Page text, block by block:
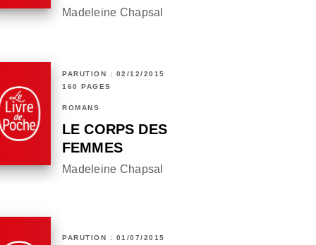
Madeleine Chapsal
PARUTION : 02/12/2015
160 PAGES
ROMANS
LE CORPS DES
FEMMES
Madeleine Chapsal
PARUTION : 01/07/2015